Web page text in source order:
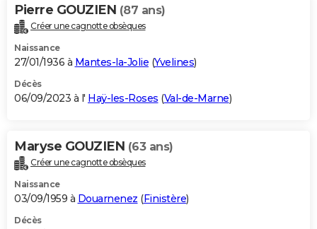
Pierre GOUZIEN (87 ans)
Créer une cagnotte obsèques
Naissance
27/01/1936 à Mantes-la-Jolie (Yvelines)
Décès
06/09/2023 à l' Haÿ-les-Roses (Val-de-Marne)
Maryse GOUZIEN (63 ans)
Créer une cagnotte obsèques
Naissance
03/09/1959 à Douarnenez (Finistère)
Décès